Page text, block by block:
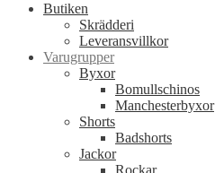
Butiken
Skrädderi
Leveransvillkor
Varugrupper
Byxor
Bomullschinos
Manchesterbyxor
Shorts
Badshorts
Jackor
Rockar